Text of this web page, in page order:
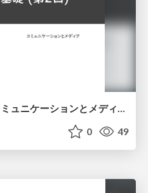
情報学の基礎(第2回): コミュニケーションとメディア
0 49